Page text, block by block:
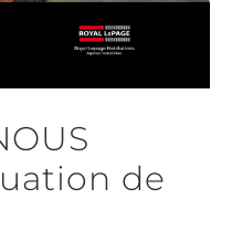
de